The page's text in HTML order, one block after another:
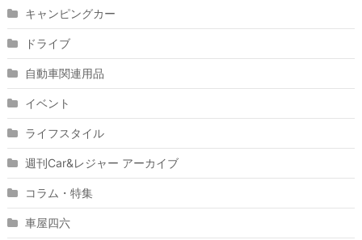
キャンピングカー
ドライブ
自動車関連用品
イベント
ライフスタイル
週刊Car&レジャー アーカイブ
コラム・特集
車屋四六